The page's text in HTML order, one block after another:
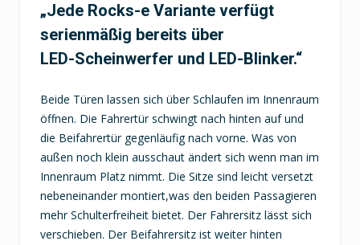
„Jede Rocks-e Variante verfügt
serienmäßig bereits über
LED-Scheinwerfer und LED-Blinker.“
Beide Türen lassen sich über Schlaufen im Innenraum
öffnen. Die Fahrertür schwingt nach hinten auf und
die Beifahrertür gegenläufig nach vorne. Was von
außen noch klein ausschaut ändert sich wenn man im
Innenraum Platz nimmt. Die Sitze sind leicht versetzt
nebeneinander montiert,was den beiden Passagieren
mehr Schulterfreiheit bietet. Der Fahrersitz lässt sich
verschieben. Der Beifahrersitz ist weiter hinten